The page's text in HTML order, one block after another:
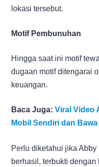
lokasi tersebut.
Motif Pembunuhan
Hingga saat ini motif
dugaan motif ditengarai
keuangan.
Baca Juga: Viral Video
Mobil Sendiri dan
Perlu diketahui jika
berhasil, terbukti